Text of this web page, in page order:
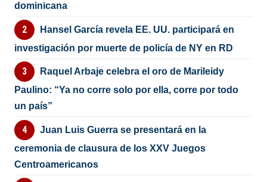
dominicana
Hansel García revela EE. UU. participará en
investigación por muerte de policía de NY en RD
Raquel Arbaje celebra el oro de Marileidy
Paulino: “Ya no corre solo por ella, corre por todo
un país”
Juan Luis Guerra se presentará en la
ceremonia de clausura de los XXV Juegos
Centroamericanos